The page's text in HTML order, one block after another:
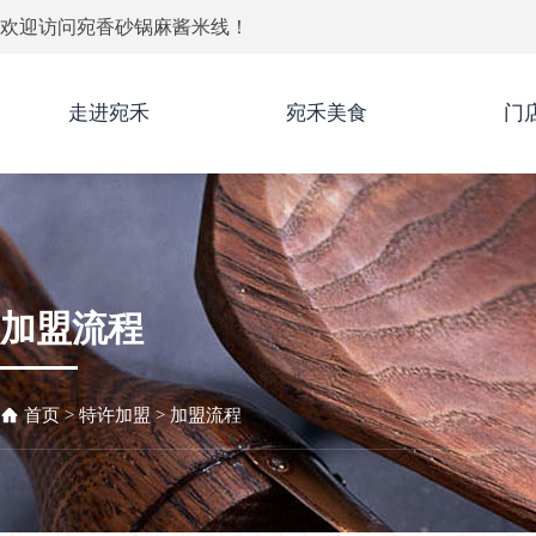
欢迎访问宛香砂锅麻酱米线！
走进宛禾 宛禾美食 门
加盟流程
首页>特许加盟>加盟流程